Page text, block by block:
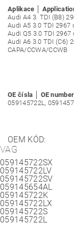
Aplikace │
Audi A4 3. TDI (B8)
Audi A5 3.0 TDI 2967
Audi Q5 3.0 TDI 2967
Audi A6 3.0 TDI (C6)
CAPA/CCWA/CCWB
OE čísla │ OE
059145722L,
OEM KÓD:
VAG
059145722SX
059145722LV
059145722SV
059145654AL
059145722K
059145722LX
059145722S
059145722L